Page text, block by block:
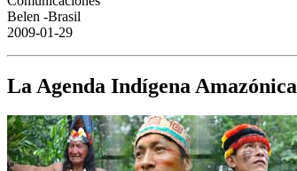
Belen -Brasil
2009-01-29
La Agenda Indígena Amazónica